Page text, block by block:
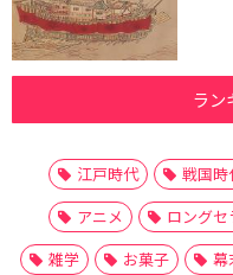
ラン
江戸時代 戦国時
アニメ
ロングセ
雑学
お菓子 幕